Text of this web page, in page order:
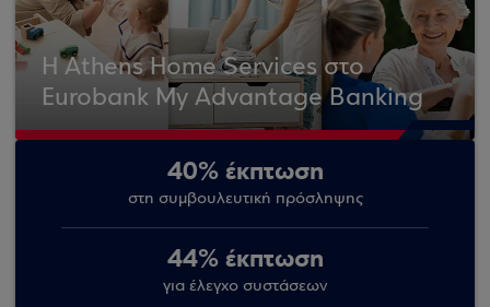
Η Athens Home Services στο
Eurobank My Advantage Banking
40% έκπτωση
στη συμβουλευτική πρόσληψης
44% έκπτωση
για έλεγχο συστάσεων